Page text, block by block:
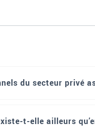
du secteur privé
t-elle ailleurs